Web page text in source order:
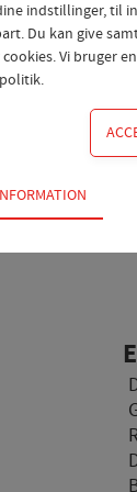
indstillinger, til
Du kan give
Vi bruger
.
funktioner som
fodspor på
personalisere